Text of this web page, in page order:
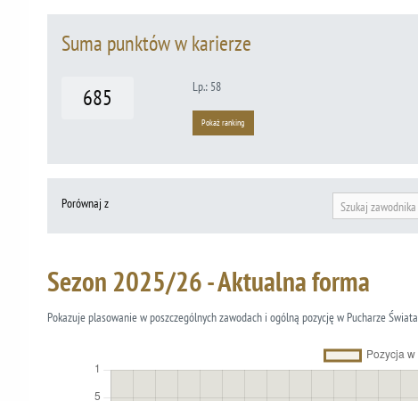
Suma punktów w karierze
685
Lp.: 58
Pokaż ranking
Porównaj z Szukaj zawodnika
Sezon 2025/26 - Aktualna forma
Pokazuje plasowanie w poszczególnych zawodach i ogólną pozycję w Pucharze Świata